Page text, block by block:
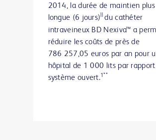
2014, la durée de maintien plus
longue (6 jours) du cathéter
intraveineux BD Nexiva™ a
réduire les coûts de près de
786 257,05 euros par an pour
hôpital de 1 000 lits par
système ouvert.1**